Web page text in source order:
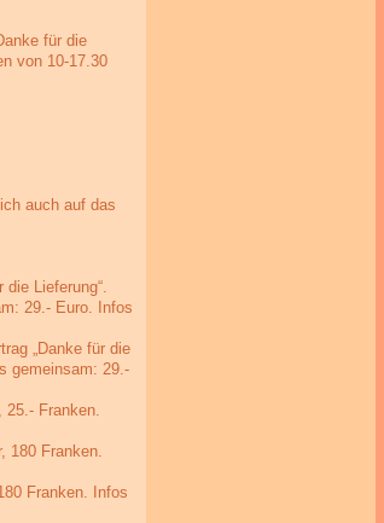
für die
von 10-17.30
auch auf das
die Lieferung“.
29.- Euro. Infos
„Danke für die
gemeinsam: 29.-
25.- Franken.
180 Franken.
Franken. Infos